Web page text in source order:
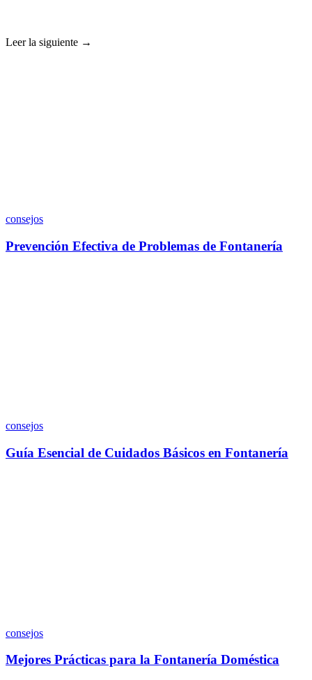
Leer la siguiente →
consejos
Prevención Efectiva de Problemas de Fontanería
consejos
Guía Esencial de Cuidados Básicos en Fontanería
consejos
Mejores Prácticas para la Fontanería Doméstica